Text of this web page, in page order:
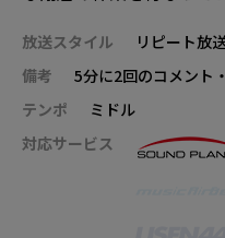
放送スタイル
リピート放
備考
5分に2回のコメント
テンポ
ミドル
対応サービス